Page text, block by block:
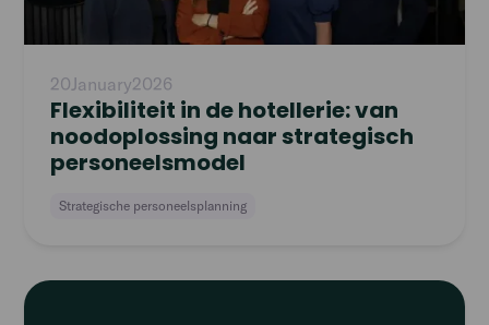
20January2026
Flexibiliteit in de hotellerie: van
noodoplossing naar strategisch
personeelsmodel
Strategische personeelsplanning
Read